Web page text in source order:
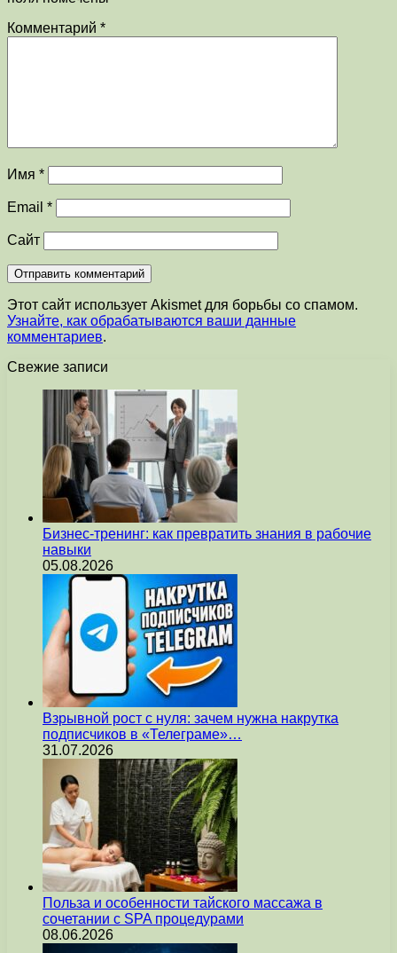
Комментарий *
Имя *
Email *
Сайт
Этот сайт использует Akismet для борьбы со спамом.
Узнайте, как обрабатываются ваши данные
комментариев.
Свежие записи
Бизнес-тренинг: как превратить знания в рабочие
навыки
05.08.2026
Взрывной рост с нуля: зачем нужна накрутка
подписчиков в «Телеграме»…
31.07.2026
Польза и особенности тайского массажа в
сочетании с SPA процедурами
08.06.2026